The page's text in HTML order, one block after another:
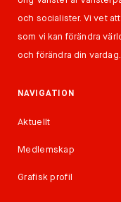
och socialister. Vi vet
som vi kan förändra
och förändra din vardag.
NAVIGATION
Aktuellt
Medlemskap
Grafisk profil